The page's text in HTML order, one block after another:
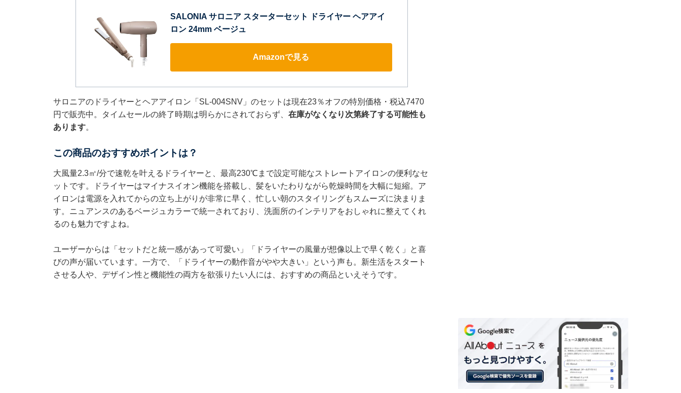
SALONIA サロニア スターターセット ドライヤー ヘアアイ
ロン 24mm ベージュ
Amazonで見る
サロニアのドライヤーとヘアアイロン「SL-004SNV」のセットは現在23％オフの特別価格・税込7470
円で販売中。タイムセールの終了時期は明らかにされておらず、 在庫がなくなり次第終了する可能性も
あります。
この商品のおすすめポイントは？
大風量2.3㎥/分で速乾を叶えるドライヤーと、最高230℃まで設定可能なストレートアイロンの便利なセ
ットです。ドライヤーはマイナスイオン機能を搭載し、髪をいたわりながら乾燥時間を大幅に短縮。ア
イロンは電源を入れてからの立ち上がりが非常に早く、忙しい朝のスタイリングもスムーズに決まりま
す。ニュアンスのあるベージュカラーで統一されており、洗面所のインテリアをおしゃれに整えてくれ
るのも魅力ですよね。
ユーザーからは「セットだと統一感があって可愛い」「ドライヤーの風量が想像以上で早く乾く」と喜
びの声が届いています。一方で、「ドライヤーの動作音がやや大きい」という声も。新生活をスタート
させる人や、デザイン性と機能性の両方を欲張りたい人には、おすすめの商品といえそうです。